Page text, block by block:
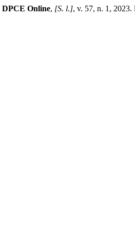
DPCE Online, [S. l.], v. 57, n. 1,